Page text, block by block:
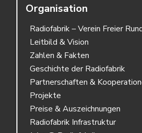
Organisation
Radiofabrik – Verein Freier
Leitbild & Vision
Zahlen & Fakten
Geschichte der Radiofabrik
Partnerschaften &
Projekte
Preise & Auszeichnungen
Radiofabrik Infrastruktur